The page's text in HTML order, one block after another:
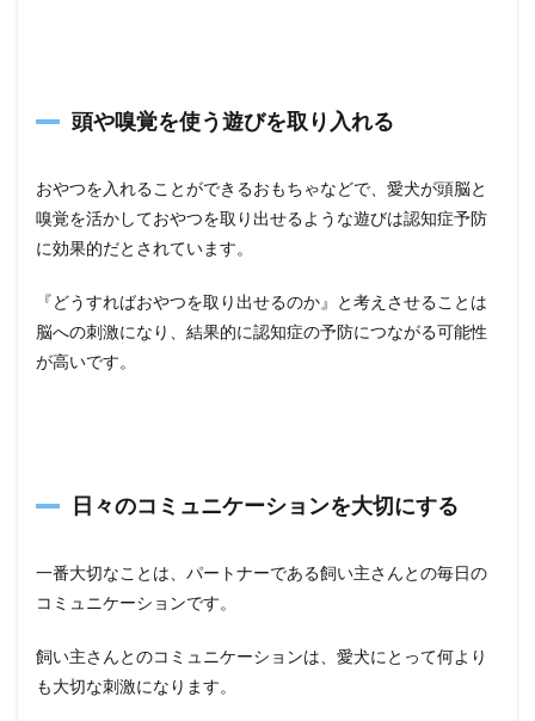
頭や嗅覚を使う遊びを取り入れる
おやつを入れることができるおもちゃなどで、愛犬が頭脳と
嗅覚を活かしておやつを取り出せるような遊びは認知症予防
に効果的だとされています。
『どうすればおやつを取り出せるのか』と考えさせることは
脳への刺激になり、結果的に認知症の予防につながる可能性
が高いです。
日々のコミュニケーションを大切にする
一番大切なことは、パートナーである飼い主さんとの毎日の
コミュニケーションです。
飼い主さんとのコミュニケーションは、愛犬にとって何より
も大切な刺激になります。